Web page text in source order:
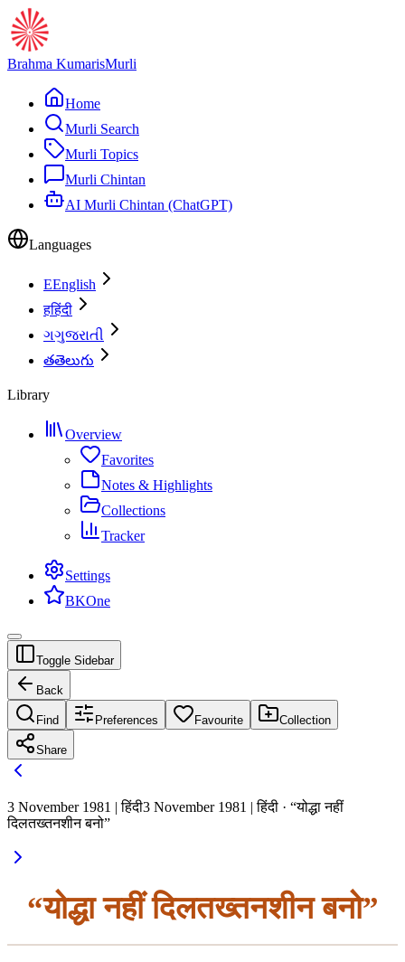
Brahma KumarisMurli
Home
Murli Search
Murli Topics
Murli Chintan
AI Murli Chintan (ChatGPT)
Languages
EEnglish
हहिंदी
ગગુજરાતી
తతెలుగు
Library
Overview
Favorites
Notes & Highlights
Collections
Tracker
Settings
BKOne
Toggle Sidebar
Back
Find Preferences Favourite Collection
Share
3 November 1981 | हिंदी3 November 1981 | हिंदी · “योद्धा नहीं
दिलतख्तनशीन बनो”
“योद्धा नहीं दिलतख्तनशीन बनो”